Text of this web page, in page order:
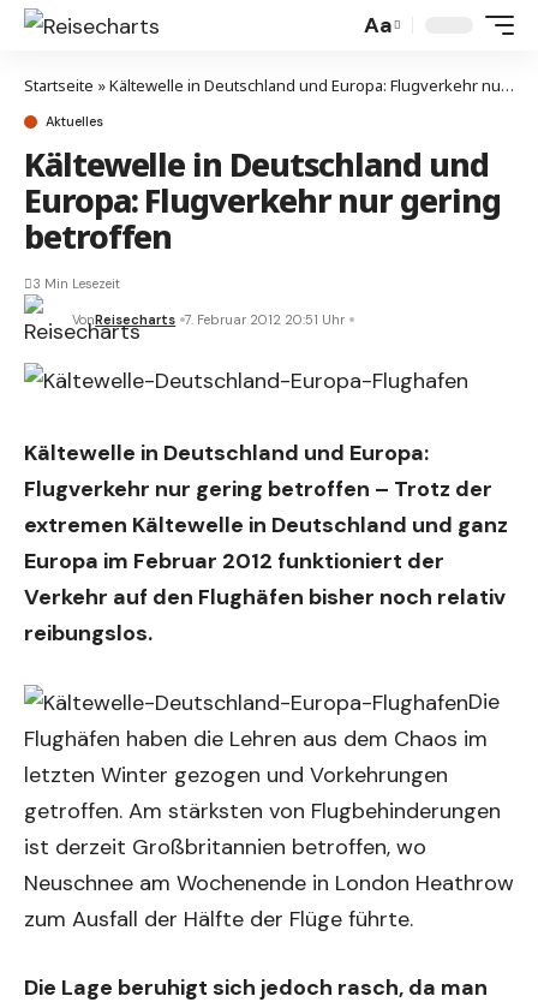
Aa
Startseite »Kältewelle in Deutschland und Europa: Flugverkehr nur gering betroffen
Aktuelles
Kältewelle in Deutschland und
Europa: Flugverkehr nur gering
betroffen
VonReisecharts 7. Februar 2012 20:51 Uhr
3 Min Lesezeit
Kältewelle in Deutschland und Europa:
Flugverkehr nur gering betroffen – Trotz der
extremen Kältewelle in Deutschland und ganz
Europa im Februar 2012 funktioniert der
Verkehr auf den Flughäfen bisher noch relativ
reibungslos.
Die
Flughäfen haben die Lehren aus dem Chaos im
letzten Winter gezogen und Vorkehrungen
getroffen. Am stärksten von Flugbehinderungen
ist derzeit Großbritannien betroffen, wo
Neuschnee am Wochenende in London Heathrow
zum Ausfall der Hälfte der Flüge führte.
Die Lage beruhigt sich jedoch rasch, da man